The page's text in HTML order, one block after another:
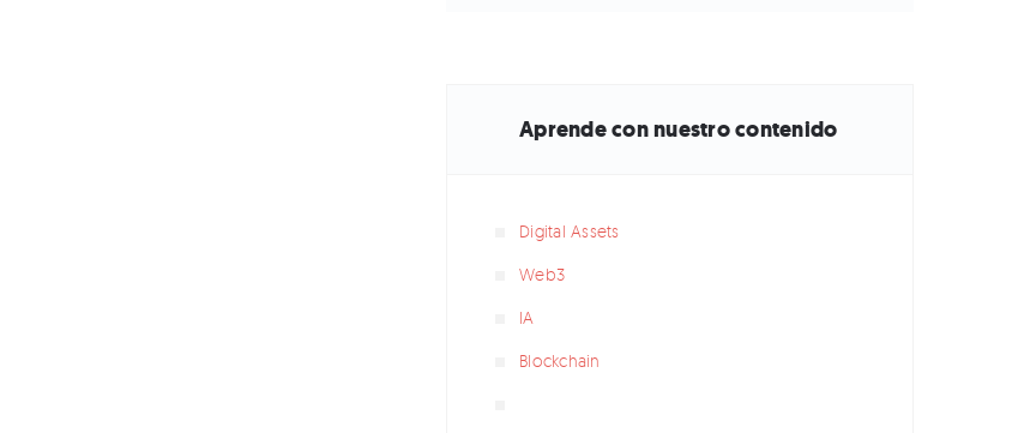
Aprende con nuestro contenido
Digital Assets
Web3
IA
Blockchain